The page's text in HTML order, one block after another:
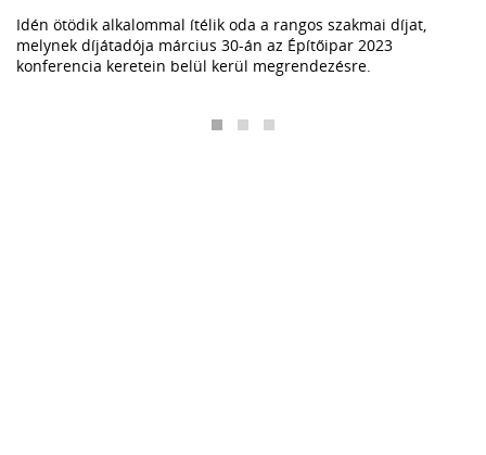
Idén ötödik alkalommal ítélik oda a rangos szakmai díjat,
melynek díjátadója március 30-án az Építőipar 2023
konferencia keretein belül kerül megrendezésre.